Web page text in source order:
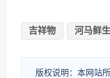
吉祥物 河马鲜生
版权说明：本网站